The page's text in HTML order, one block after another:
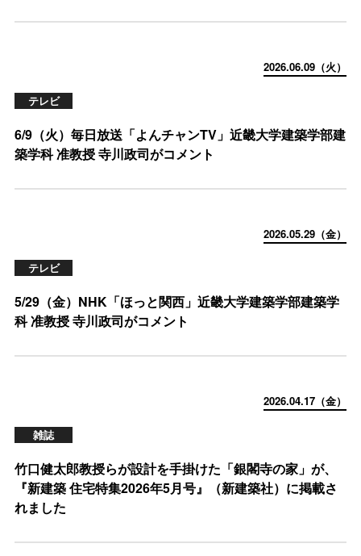
2026.06.09（火）
テレビ
6/9（火）毎日放送「よんチャンTV」近畿大学建築学部建
築学科 准教授 寺川政司がコメント
2026.05.29（金）
テレビ
5/29（金）NHK「ほっと関西」近畿大学建築学部建築学
科 准教授 寺川政司がコメント
2026.04.17（金）
雑誌
竹口健太郎教授らが設計を手掛けた「銀閣寺の家」が、
『新建築 住宅特集2026年5月号』（新建築社）に掲載さ
れました